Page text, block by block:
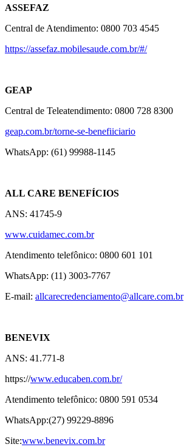
ASSEFAZ
Central de Atendimento: 0800 703 4545
https://assefaz.mobilesaude.com.br/#/
GEAP
Central de Teleatendimento: 0800 728 8300
geap.com.br/torne-se-benefiiciario
WhatsApp: (61) 99988-1145
ALL CARE BENEFÍCIOS
ANS: 41745-9
www.cuidamec.com.br
Atendimento telefônico: 0800 601 101
WhatsApp: (11) 3003-7767
E-mail: allcarecredenciamento@allcare.com.br
BENEVIX
ANS: 41.771-8
https://www.educaben.com.br/
Atendimento telefônico: 0800 591 0534
WhatsApp:(27) 99229-8896
Site:www.benevix.com.br